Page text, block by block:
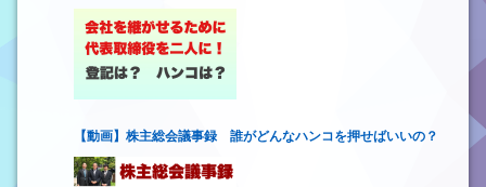
【動画】株主総会議事録 誰がどんなハンコを押せばいいの？